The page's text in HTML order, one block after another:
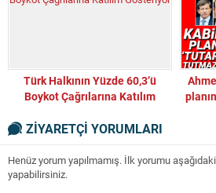
Türk Halkının Yüzde 60,3’ü
Boykot Çağrılarına Katılım
ZİYARETÇİ YORUMLARI
Henüz yorum yapılmamış. İlk yorumu
yapabilirsiniz.